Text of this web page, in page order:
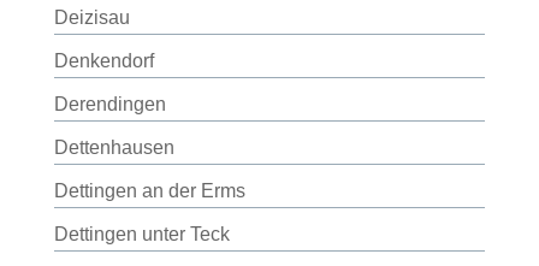
Deizisau
Denkendorf
Derendingen
Dettenhausen
Dettingen an der Erms
Dettingen unter Teck